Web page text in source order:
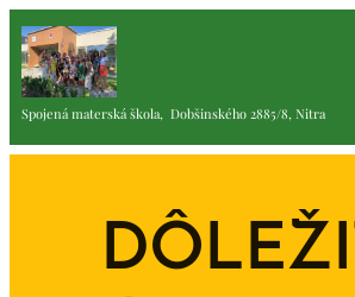
Spojená materská škola, Dobšinského 2885/8, Nitra